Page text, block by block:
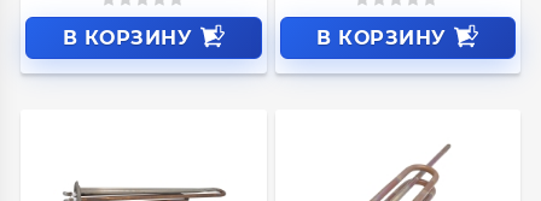
В КОРЗИНУ В КОРЗИНУ